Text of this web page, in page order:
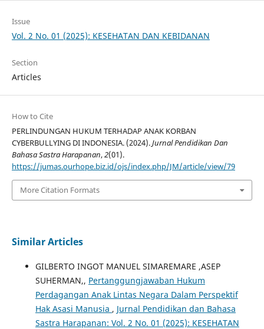
Issue
Vol. 2 No. 01 (2025): KESEHATAN DAN KEBIDANAN
Section
Articles
How to Cite
PERLINDUNGAN HUKUM TERHADAP ANAK KORBAN
CYBERBULLYING DI INDONESIA. (2024).Jurnal Pendidikan Dan
Bahasa Sastra Harapanan,2(01).
https://jumas.ourhope.biz.id/ojs/index.php/JM/article/view/79
More Citation Formats
Similar Articles
GILBERTO INGOT MANUEL SIMAREMARE ,ASEP
SUHERMAN,, Pertanggungjawaban Hukum
Perdagangan Anak Lintas Negara Dalam Perspektif
Hak Asasi Manusia , Jurnal Pendidikan dan Bahasa
Sastra Harapanan: Vol. 2 No. 01 (2025): KESEHATAN